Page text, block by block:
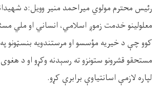
رئیس محترم مولوي میراحمد منیر وویل:د شهیدانو
معلولینو خدمت زموږ اسلامي، انساني او ملي
کوو چې د خیریه مؤسسو او مرستندویه بنسټونو
مستحقو قشرونو ستونزو ته رسېدنه وکړو او د
لپاره لازمې اسانتیاوې برابرې کړو.